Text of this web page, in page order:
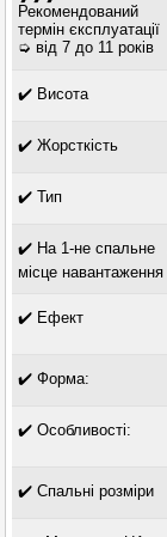
Рекомендований
термін єксплуатації
➭ від 7 до 11 років
✔️ Висота
✔️ Жорсткість
✔️ Тип
✔️ На 1-не спальне
місце навантаження
✔️ Ефект
✔️ Форма:
✔️ Особливості:
✔️ Спальні розміри